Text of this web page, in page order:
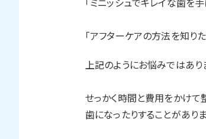
「アフターケアの方法を知りた
上記のようにお悩みではあり
せっかく時間と費用をかけて
歯になったりすることがありま